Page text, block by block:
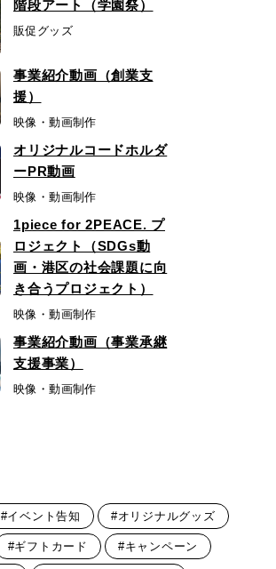
階段アート（学園祭）
販促グッズ
事業紹介動画（創業支
援）
映像・動画制作
オリジナルコードホルダ
ーPR動画
映像・動画制作
1piece for 2PEACE. プ
ロジェクト（SDGs動
画・港区の社会課題に向
き合うプロジェクト）
映像・動画制作
事業紹介動画（事業承継
支援事業）
映像・動画制作
#イベント告知 #オリジナルグッズ
#ギフトカード #キャンペーン